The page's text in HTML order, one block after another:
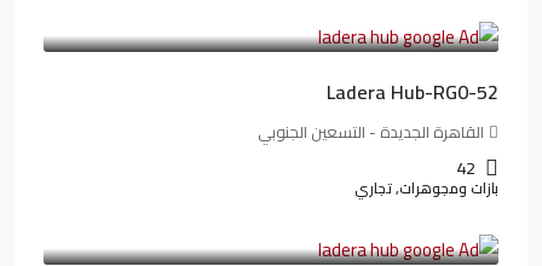
Ladera Hub-RG0-52
القاهرة الجديدة - التسعين الجنوبي
42
بازات ومجوهرات, تجاري
38,551,500LE